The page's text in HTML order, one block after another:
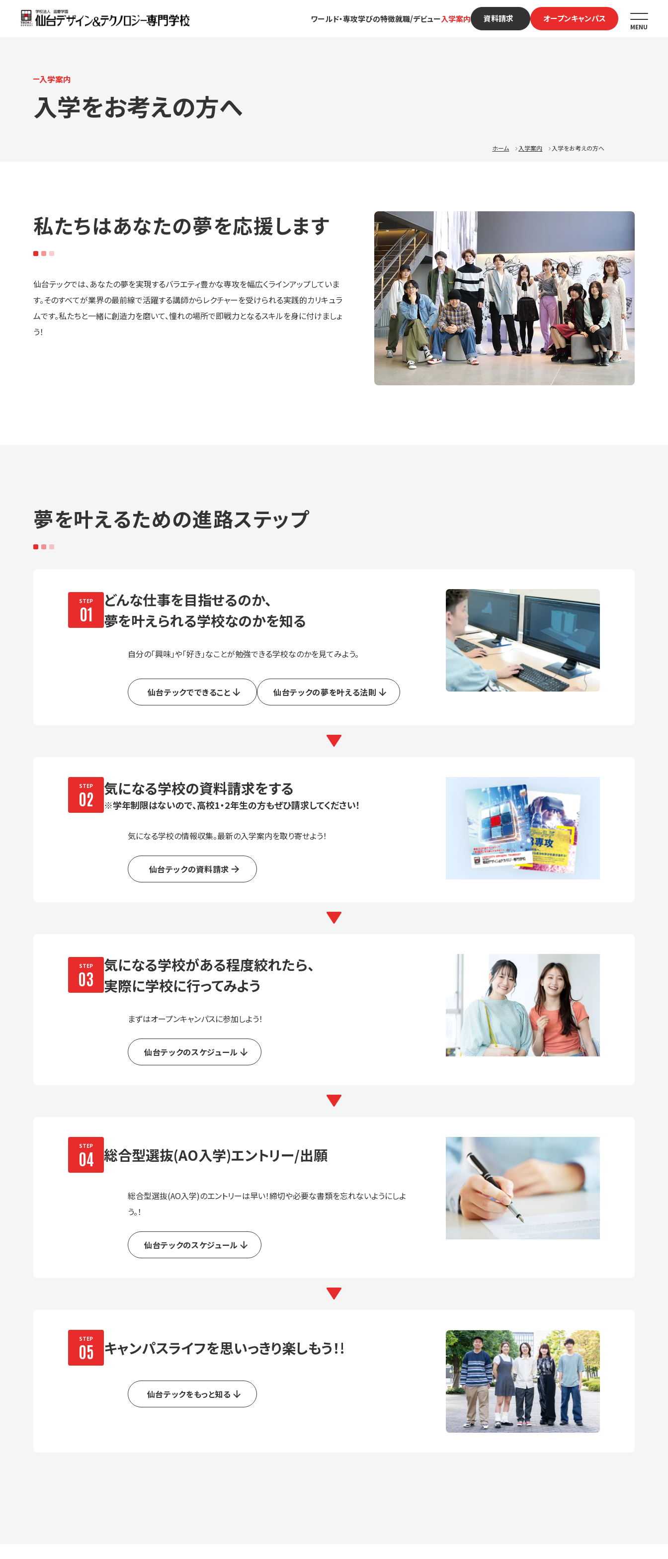
ワールド・専攻学びの特徴就職/デビュー入学案内 資料請求 オープンキャンパス
MENU
入学案内
入学をお考えの方へ
ホーム 入学案内 入学をお考えの方へ
私たちはあなたの夢を応援します
仙台テックでは、あなたの夢を実現するバラエティ豊かな専攻を幅広くラインアップしていま
す。そのすべてが業界の最前線で活躍する講師からレクチャーを受けられる実践的カリキュラ
ムです。私たちと一緒に創造力を磨いて、憧れの場所で即戦力となるスキルを身に付けましょ
う！
夢を叶えるための進路ステップ
どんな仕事を⽬指せるのか、
夢を叶えられる学校なのかを知る
自分の「興味」や「好き」なことが勉強できる学校なのかを見てみよう。
仙台テックでできること 仙台テックの夢を叶える法則
気になる学校の資料請求をする
※学年制限はないので、高校1・2年生の方もぜひ請求してください！
気になる学校の情報収集。最新の入学案内を取り寄せよう！
仙台テックの資料請求
気になる学校がある程度絞れたら、
実際に学校に⾏ってみよう
まずはオープンキャンパスに参加しよう！
仙台テックのスケジュール
総合型選抜(AO入学)エントリー/出願
総合型選抜(AO入学)のエントリーは早い！締切や必要な書類を忘れないようにしよ
う。！
仙台テックのスケジュール
キャンパスライフを思いっきり楽しもう！!
仙台テックをもっと知る